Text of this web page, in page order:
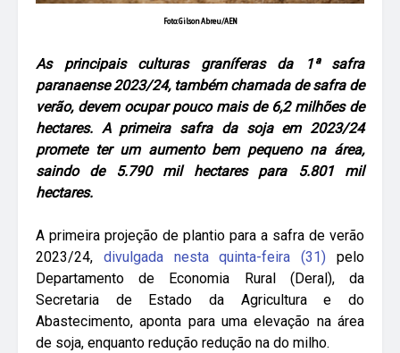
Foto: Gilson Abreu/AEN
As principais culturas graníferas da 1ª safra
paranaense 2023/24, também chamada de safra de
verão, devem ocupar pouco mais de 6,2 milhões de
hectares. A primeira safra da soja em 2023/24
promete ter um aumento bem pequeno na área,
saindo de 5.790 mil hectares para 5.801 mil
hectares.
A primeira projeção de plantio para a safra de verão
2023/24, divulgada nesta quinta-feira (31) pelo
Departamento de Economia Rural (Deral), da
Secretaria de Estado da Agricultura e do
Abastecimento, aponta para uma elevação na área
de soja, enquanto redução redução na do milho.